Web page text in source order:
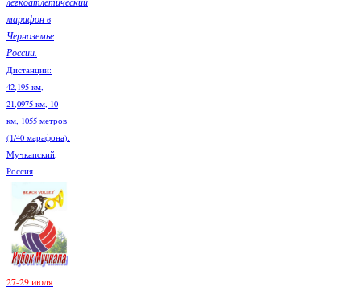
марафон в
Черноземье
России.
Дистанции:
42,195 км,
21,0975 км, 10
км, 1055 метров
(1/40 марафона).
Мучкапский,
Россия
27-29 июля